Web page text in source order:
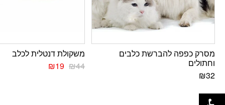
מסרק כפפה להברשת כלבים
וחתולים
₪32
משקולת דנטלית לכלב
₪44
₪19
פתח סרגל נגישות